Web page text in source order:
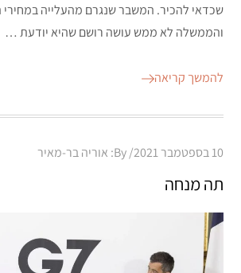
שכדאי להכיר. המשבר שנגרם מהעלייה
והממשלה לא ממש עושה רושם שהיא יודעת …
להמשך קריאה
Posted
10 בספטמבר 2021 By: אוריה בר-מאיר
תה מנחה